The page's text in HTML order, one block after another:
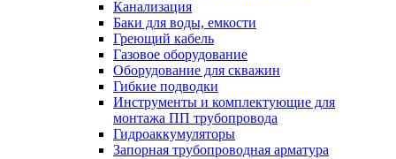
Канализация
Баки для воды, емкости
Греющий кабель
Газовое оборудование
Оборудование для скважин
Гибкие подводки
Инструменты и комплектующие для
монтажа ПП трубопровода
Гидроаккумуляторы
Запорная трубопроводная арматура